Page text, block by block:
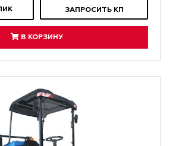
ЗАПРОСИТЬ КП
В КОРЗИНУ